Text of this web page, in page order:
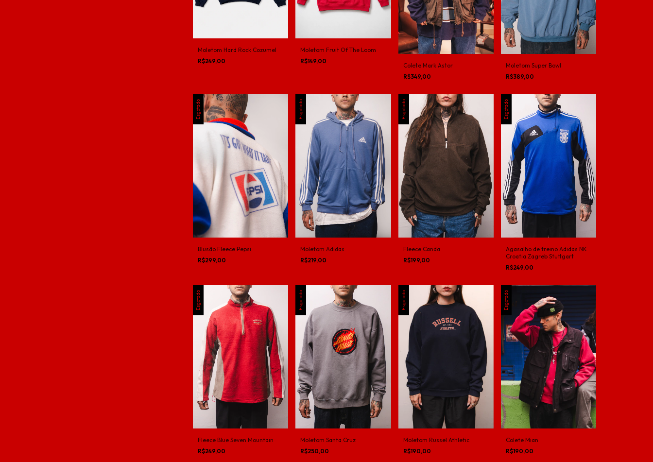
Moletom Hard Rock Cozumel
R$249,00
Moletom Fruit Of The Loom
R$149,00
Colete Mark Astor
R$349,00
Moletom Super Bowl
R$389,00
Esgotado
Blusão Fleece Pepsi
R$299,00
Esgotado
Moletom Adidas
R$219,00
Esgotado
Fleece Canda
R$199,00
Esgotado
Agasalho de treino Adidas NK
Croatia Zagreb Stuttgart
R$249,00
Esgotado
Fleece Blue Seven Mountain
R$249,00
Esgotado
Moletom Santa Cruz
R$250,00
Esgotado
Moletom Russel Athletic
R$190,00
Esgotado
Colete Mian
R$190,00